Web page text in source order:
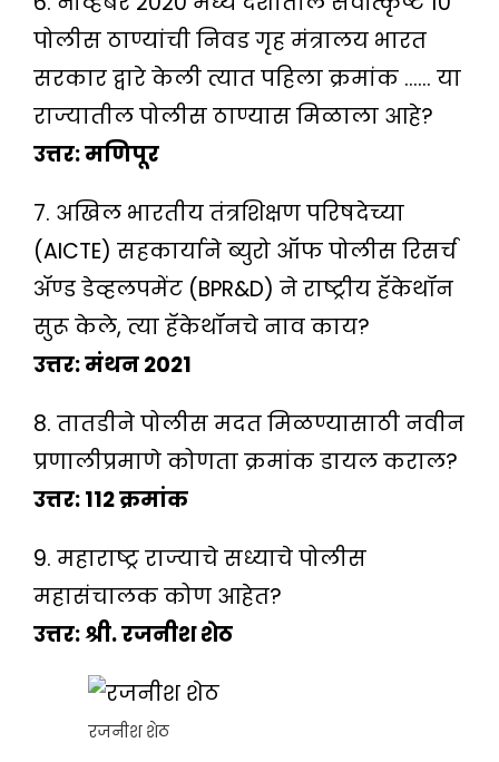
पोलीस ठाण्यांची निवड गृह मंत्रालय भारत
सरकार द्वारे केली त्यात पहिला क्रमांक …… या
राज्यातील पोलीस ठाण्यास मिळाला आहे?
उत्तर: मणिपूर
7. अखिल भारतीय तंत्रशिक्षण परिषदेच्या
(AICTE) सहकार्याने ब्युरो ऑफ पोलीस रिसर्च
ॲण्ड डेव्हलपमेंट (BPR&D) ने राष्ट्रीय हॅकेथॉन
सुरू केले, त्या हॅकेथॉनचे नाव काय?
उत्तर: मंथन 2021
8. तातडीने पोलीस मदत मिळण्यासाठी नवीन
प्रणालीप्रमाणे कोणता क्रमांक डायल कराल?
उत्तर: 112 क्रमांक
9. महाराष्ट्र राज्याचे सध्याचे पोलीस
महासंचालक कोण आहेत?
उत्तर: श्री. रजनीश शेठ
रजनीश शेठ